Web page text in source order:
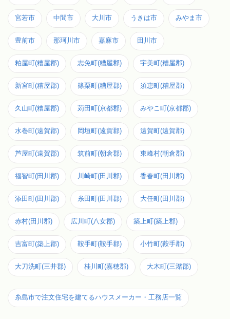
宮若市 中間市 大川市 うきは市 みやま市
豊前市 那珂川市 嘉麻市 田川市
粕屋町(糟屋郡) 志免町(糟屋郡) 宇美町(糟屋郡)
新宮町(糟屋郡) 篠栗町(糟屋郡) 須恵町(糟屋郡)
久山町(糟屋郡) 苅田町(京都郡) みやこ町(京都郡)
水巻町(遠賀郡) 岡垣町(遠賀郡) 遠賀町(遠賀郡)
芦屋町(遠賀郡) 筑前町(朝倉郡) 東峰村(朝倉郡)
福智町(田川郡) 川崎町(田川郡) 香春町(田川郡)
添田町(田川郡) 糸田町(田川郡) 大任町(田川郡)
赤村(田川郡) 広川町(八女郡) 築上町(築上郡)
吉富町(築上郡) 鞍手町(鞍手郡) 小竹町(鞍手郡)
大刀洗町(三井郡) 桂川町(嘉穂郡) 大木町(三潴郡)
糸島市で注文住宅を建てるハウスメーカー・工務店一覧